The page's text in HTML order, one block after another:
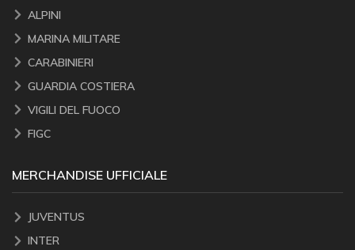
ALPINI
MARINA MILITARE
CARABINIERI
GUARDIA COSTIERA
VIGILI DEL FUOCO
FIGC
MERCHANDISE UFFICIALE
JUVENTUS
INTER